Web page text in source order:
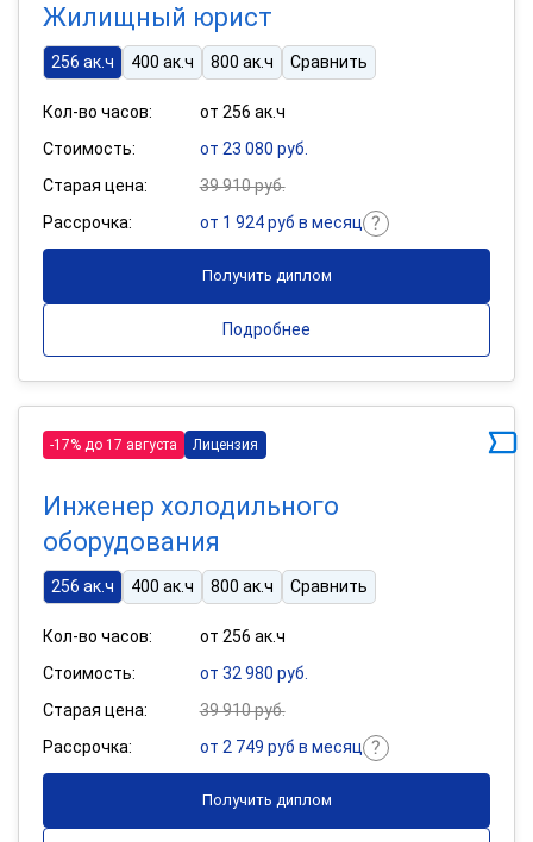
Жилищный юрист
256 ак.ч 400 ак.ч 800 ак.ч Сравнить
Кол-во часов:
от 256 ак.ч
Стоимость:
от 23 080 руб.
Старая цена:
39 910 руб.
Рассрочка:
от 1 924 руб в месяц
Получить диплом
Подробнее
-17% до 17 августа Лицензия
Инженер холодильного
оборудования
256 ак.ч 400 ак.ч 800 ак.ч Сравнить
Кол-во часов:
от 256 ак.ч
Стоимость:
от 32 980 руб.
Старая цена:
39 910 руб.
Рассрочка:
от 2 749 руб в месяц
Получить диплом